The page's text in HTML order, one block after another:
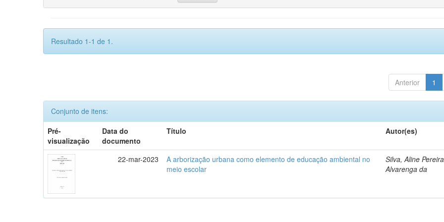
Resultado 1-1 de 1.
Anterior 1
Conjunto de itens:
Pré-
visualização
Data do
documento
Título Autor(es)
22-mar-2023
A arborização urbana como elemento de educação ambiental no
meio escolar
Silva, Aline Pereira
Alvarenga da